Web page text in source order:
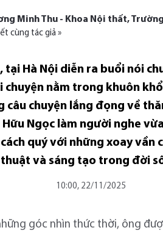
Minh Thu - Khoa Nội thất,
cùng tác giả »
Hà Nội diễn ra buổi nói
chuyện nằm trong khuôn
câu chuyện lắng đọng về
Ngọc làm người nghe
quý với những xoay vần
và sáng tạo trong đời
10:00, 22/11/2025
góc nhìn thức thời, ông